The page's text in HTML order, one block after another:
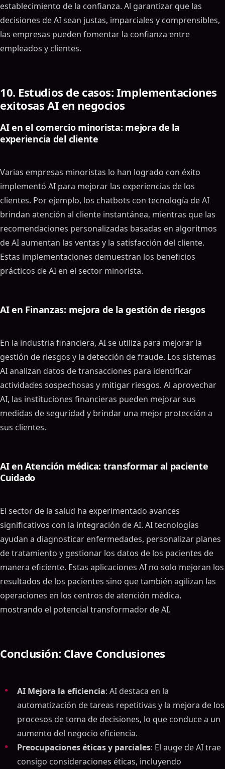
establecimiento de la confianza. Al garantizar que las
decisiones de AI sean justas, imparciales y comprensibles,
las empresas pueden fomentar la confianza entre
empleados y clientes.
10. Estudios de casos: Implementaciones
exitosas AI en negocios
AI en el comercio minorista: mejora de la
experiencia del cliente
Varias empresas minoristas lo han logrado con éxito
implementó AI para mejorar las experiencias de los
clientes. Por ejemplo, los chatbots con tecnología de AI
brindan atención al cliente instantánea, mientras que las
recomendaciones personalizadas basadas en algoritmos
de AI aumentan las ventas y la satisfacción del cliente.
Estas implementaciones demuestran los beneficios
prácticos de AI en el sector minorista.
AI en Finanzas: mejora de la gestión de riesgos
En la industria financiera, AI se utiliza para mejorar la
gestión de riesgos y la detección de fraude. Los sistemas
AI analizan datos de transacciones para identificar
actividades sospechosas y mitigar riesgos. Al aprovechar
AI, las instituciones financieras pueden mejorar sus
medidas de seguridad y brindar una mejor protección a
sus clientes.
AI en Atención médica: transformar al paciente
Cuidado
El sector de la salud ha experimentado avances
significativos con la integración de AI. AI tecnologías
ayudan a diagnosticar enfermedades, personalizar planes
de tratamiento y gestionar los datos de los pacientes de
manera eficiente. Estas aplicaciones AI no solo mejoran los
resultados de los pacientes sino que también agilizan las
operaciones en los centros de atención médica,
mostrando el potencial transformador de AI.
Conclusión: Clave Conclusiones
AI Mejora la eficiencia: AI destaca en la
automatización de tareas repetitivas y la mejora de los
procesos de toma de decisiones, lo que conduce a un
aumento del negocio eficiencia.
Preocupaciones éticas y parciales: El auge de AI trae
consigo consideraciones éticas, incluyendo